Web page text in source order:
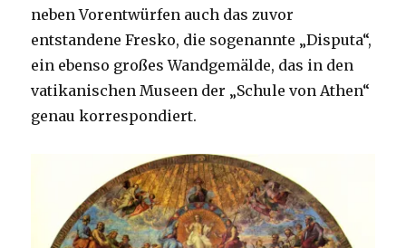
neben Vorentwürfen auch das zuvor
entstandene Fresko, die sogenannte „Disputa“,
ein ebenso großes Wandgemälde, das in den
vatikanischen Museen der „Schule von Athen“
genau korrespondiert.